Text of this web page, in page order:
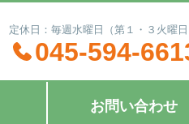
休日：毎週水曜日（第１・３火曜日
045-594-
お問い合わせ